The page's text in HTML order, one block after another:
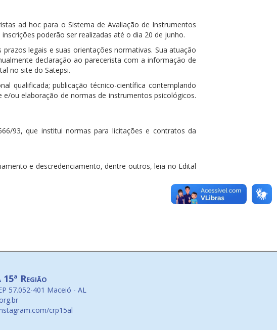
ad hoc para o Sistema de Avaliação de Instrumentos
inscrições poderão ser realizadas até o dia 20 de junho.
prazos legais e suas orientações normativas. Sua atuação
declaração ao parecerista com a informação de
no site do Satepsi.
qualificada; publicação técnico-científica contemplando
ou elaboração de normas de instrumentos psicológicos.
93, que institui normas para licitações e contratos da
e descredenciamento, dentre outros, leia no Edital
Região
57.052-401 Maceió - AL
crp15al